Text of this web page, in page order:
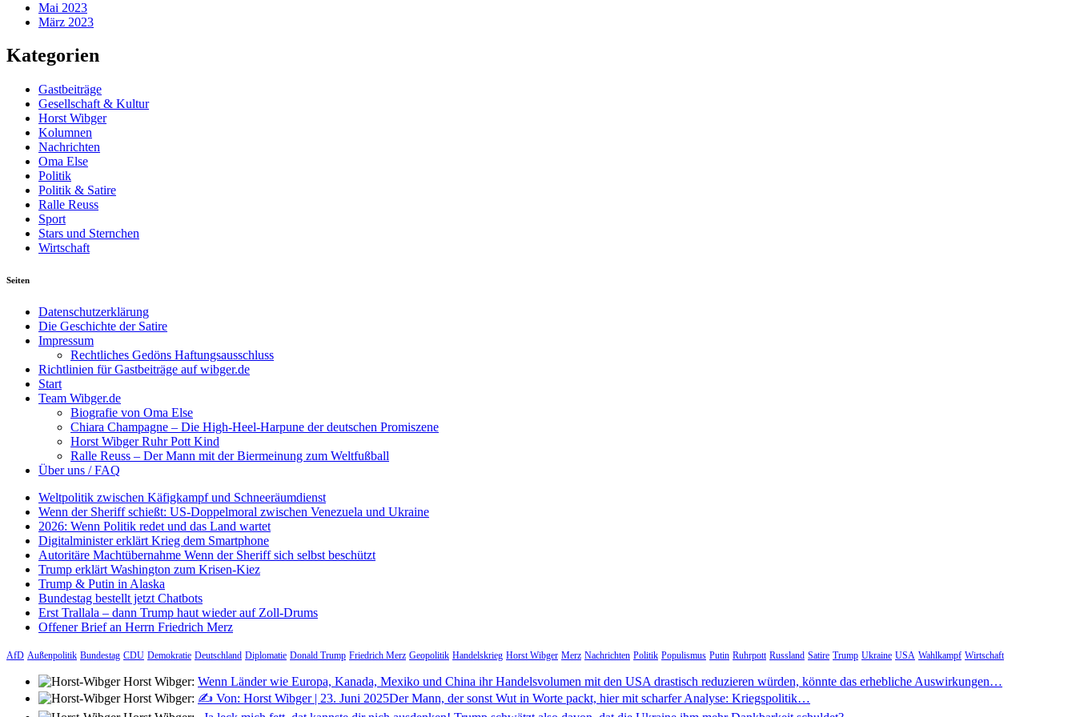
Mai 2023
März 2023
Kategorien
Gastbeiträge
Gesellschaft & Kultur
Horst Wibger
Kolumnen
Nachrichten
Oma Else
Politik
Politik & Satire
Ralle Reuss
Sport
Stars und Sternchen
Wirtschaft
Seiten
Datenschutzerklärung
Die Geschichte der Satire
Impressum
Rechtliches Gedöns Haftungsausschluss
Richtlinien für Gastbeiträge auf wibger.de
Start
Team Wibger.de
Biografie von Oma Else
Chiara Champagne – Die High-Heel-Harpune der deutschen Promiszene
Horst Wibger Ruhr Pott Kind
Ralle Reuss – Der Mann mit der Biermeinung zum Weltfußball
Über uns / FAQ
Weltpolitik zwischen Käfigkampf und Schneeräumdienst
Wenn der Sheriff schießt: US-Doppelmoral zwischen Venezuela und Ukraine
2026: Wenn Politik redet und das Land wartet
Digitalminister erklärt Krieg dem Smartphone
Autoritäre Machtübernahme Wenn der Sheriff sich selbst beschützt
Trump erklärt Washington zum Krisen-Kiez
Trump & Putin in Alaska
Bundestag bestellt jetzt Chatbots
Erst Trallala – dann Trump haut wieder auf Zoll-Drums
Offener Brief an Herrn Friedrich Merz
AfD Außenpolitik Bundestag CDU Demokratie Deutschland Diplomatie Donald Trump Friedrich Merz Geopolitik Handelskrieg Horst Wibger Merz Nachrichten Politik Populismus Putin Ruhrpott Russland Satire Trump Ukraine USA Wahlkampf Wirtschaft
Horst Wibger: Wenn Länder wie Europa, Kanada, Mexiko und China ihr Handelsvolumen mit den USA drastisch reduzieren würden, könnte das erhebliche Auswirkungen…
Horst Wibger: ✍️ Von: Horst Wibger | 23. Juni 2025Der Mann, der sonst Wut in Worte packt, hier mit scharfer Analyse: Kriegspolitik…